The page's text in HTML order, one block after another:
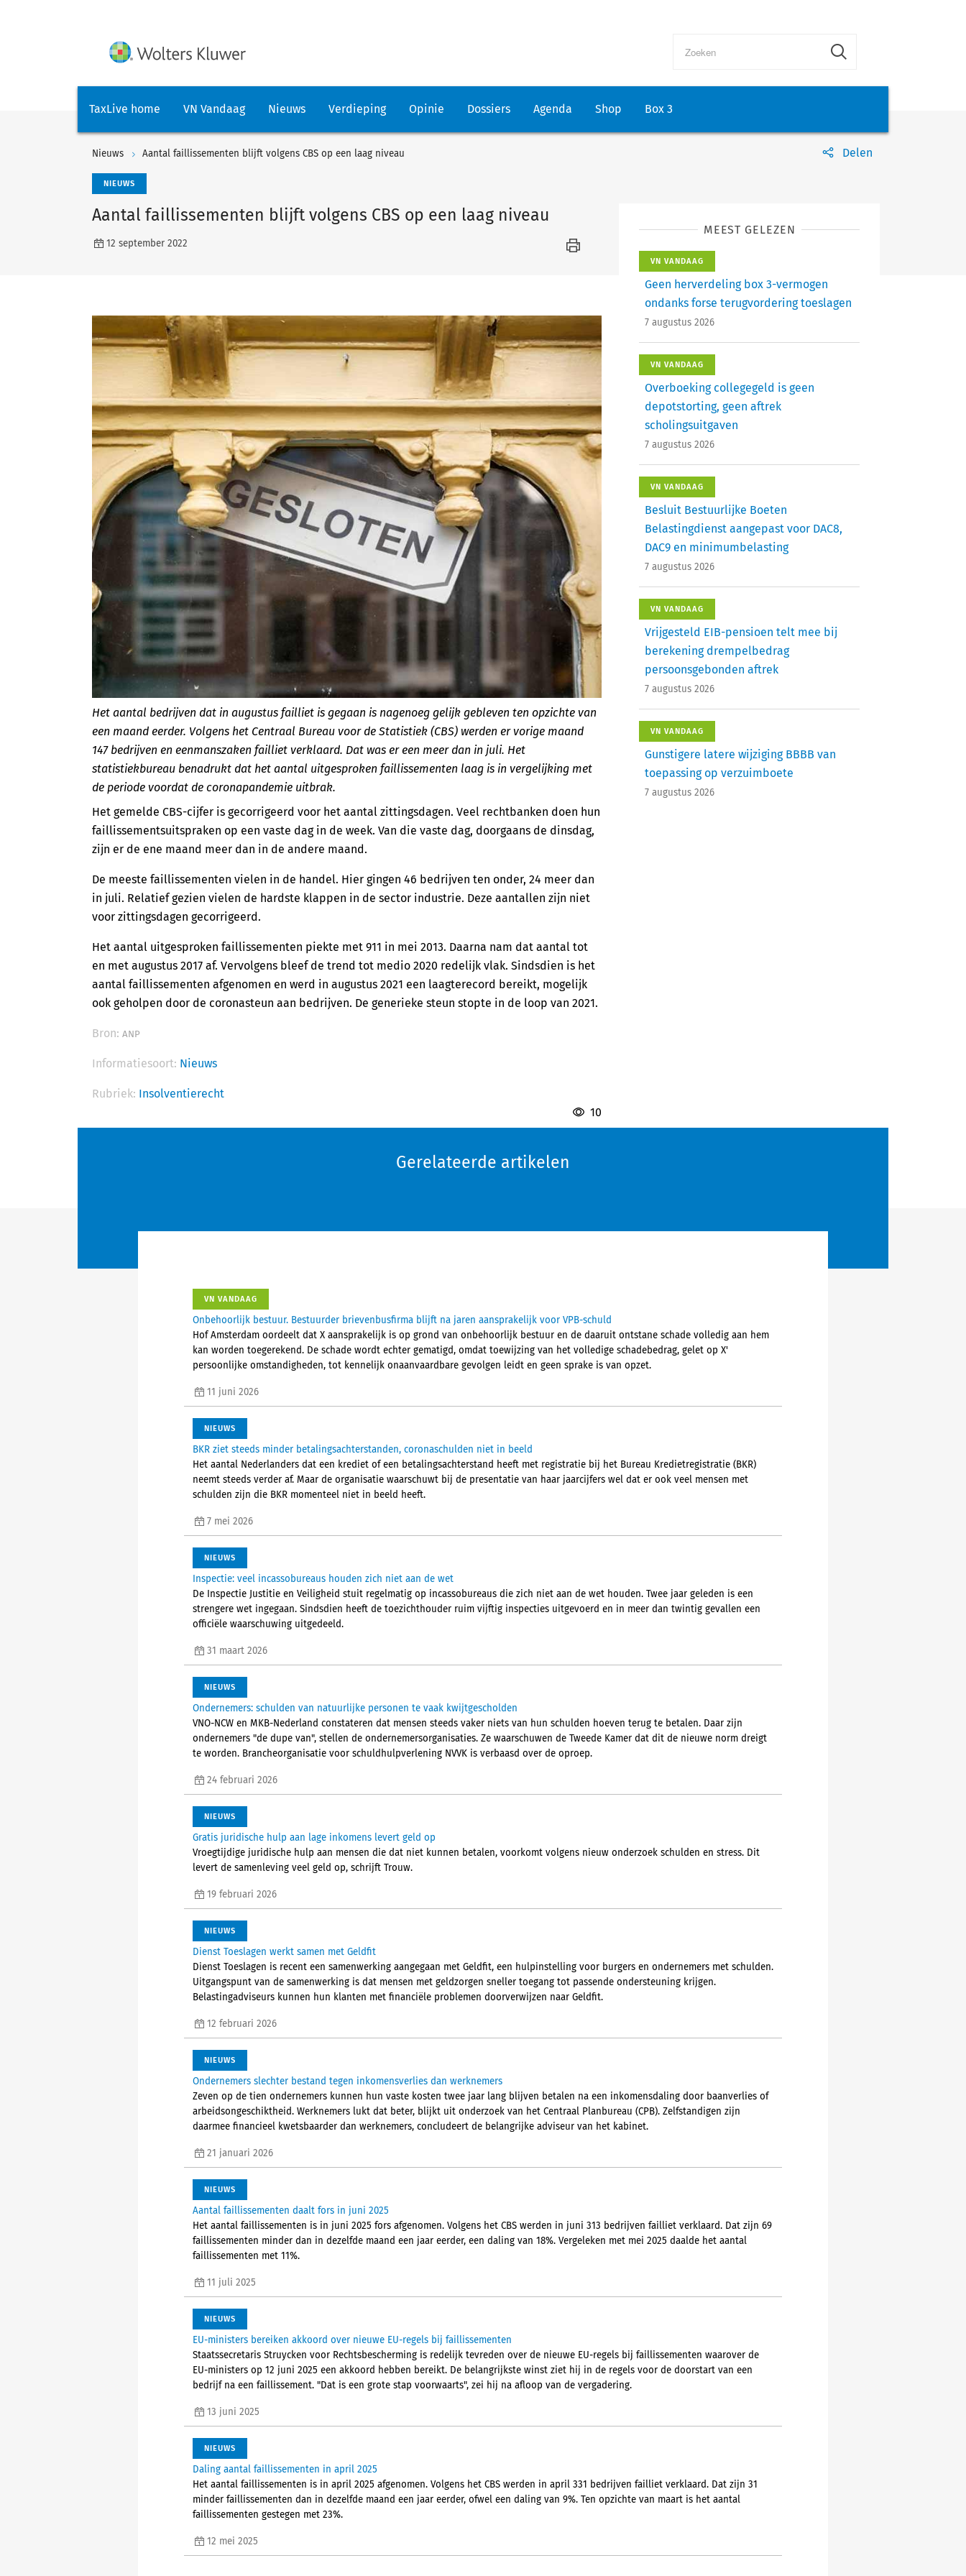
TaxLive home VN Vandaag Nieuws Verdieping Opinie Dossiers Agenda Shop Box 3
Nieuws Aantal faillissementen blijft volgens CBS op een laag niveau Delen
NIEUWS
Aantal faillissementen blijft volgens CBS op een laag niveau
12 september 2022
Het aantal bedrijven dat in augustus failliet is gegaan is nagenoeg gelijk gebleven ten opzichte van
een maand eerder. Volgens het Centraal Bureau voor de Statistiek (CBS) werden er vorige maand
147 bedrijven en eenmanszaken failliet verklaard. Dat was er een meer dan in juli. Het
statistiekbureau benadrukt dat het aantal uitgesproken faillissementen laag is in vergelijking met
de periode voordat de coronapandemie uitbrak.
Het gemelde CBS-cijfer is gecorrigeerd voor het aantal zittingsdagen. Veel rechtbanken doen hun
faillissementsuitspraken op een vaste dag in de week. Van die vaste dag, doorgaans de dinsdag,
zijn er de ene maand meer dan in de andere maand.
De meeste faillissementen vielen in de handel. Hier gingen 46 bedrijven ten onder, 24 meer dan
in juli. Relatief gezien vielen de hardste klappen in de sector industrie. Deze aantallen zijn niet
voor zittingsdagen gecorrigeerd.
Het aantal uitgesproken faillissementen piekte met 911 in mei 2013. Daarna nam dat aantal tot
en met augustus 2017 af. Vervolgens bleef de trend tot medio 2020 redelijk vlak. Sindsdien is het
aantal faillissementen afgenomen en werd in augustus 2021 een laagterecord bereikt, mogelijk
ook geholpen door de coronasteun aan bedrijven. De generieke steun stopte in de loop van 2021.
Bron: ANP
Informatiesoort: Nieuws
Rubriek: Insolventierecht
10
MEEST GELEZEN
VN VANDAAG
Geen herverdeling box 3-vermogen
ondanks forse terugvordering toeslagen
7 augustus 2026
VN VANDAAG
Overboeking collegegeld is geen
depotstorting, geen aftrek
scholingsuitgaven
7 augustus 2026
VN VANDAAG
Besluit Bestuurlijke Boeten
Belastingdienst aangepast voor DAC8,
DAC9 en minimumbelasting
7 augustus 2026
VN VANDAAG
Vrijgesteld EIB-pensioen telt mee bij
berekening drempelbedrag
persoonsgebonden aftrek
7 augustus 2026
VN VANDAAG
Gunstigere latere wijziging BBBB van
toepassing op verzuimboete
7 augustus 2026
Gerelateerde artikelen
VN VANDAAG
Onbehoorlijk bestuur. Bestuurder brievenbusfirma blijft na jaren aansprakelijk voor VPB-schuld
Hof Amsterdam oordeelt dat X aansprakelijk is op grond van onbehoorlijk bestuur en de daaruit ontstane schade volledig aan hem
kan worden toegerekend. De schade wordt echter gematigd, omdat toewijzing van het volledige schadebedrag, gelet op X'
persoonlijke omstandigheden, tot kennelijk onaanvaardbare gevolgen leidt en geen sprake is van opzet.
11 juni 2026
NIEUWS
BKR ziet steeds minder betalingsachterstanden, coronaschulden niet in beeld
Het aantal Nederlanders dat een krediet of een betalingsachterstand heeft met registratie bij het Bureau Kredietregistratie (BKR)
neemt steeds verder af. Maar de organisatie waarschuwt bij de presentatie van haar jaarcijfers wel dat er ook veel mensen met
schulden zijn die BKR momenteel niet in beeld heeft.
7 mei 2026
NIEUWS
Inspectie: veel incassobureaus houden zich niet aan de wet
De Inspectie Justitie en Veiligheid stuit regelmatig op incassobureaus die zich niet aan de wet houden. Twee jaar geleden is een
strengere wet ingegaan. Sindsdien heeft de toezichthouder ruim vijftig inspecties uitgevoerd en in meer dan twintig gevallen een
officiële waarschuwing uitgedeeld.
31 maart 2026
NIEUWS
Ondernemers: schulden van natuurlijke personen te vaak kwijtgescholden
VNO-NCW en MKB-Nederland constateren dat mensen steeds vaker niets van hun schulden hoeven terug te betalen. Daar zijn
ondernemers "de dupe van", stellen de ondernemersorganisaties. Ze waarschuwen de Tweede Kamer dat dit de nieuwe norm dreigt
te worden. Brancheorganisatie voor schuldhulpverlening NVVK is verbaasd over de oproep.
24 februari 2026
NIEUWS
Gratis juridische hulp aan lage inkomens levert geld op
Vroegtijdige juridische hulp aan mensen die dat niet kunnen betalen, voorkomt volgens nieuw onderzoek schulden en stress. Dit
levert de samenleving veel geld op, schrijft Trouw.
19 februari 2026
NIEUWS
Dienst Toeslagen werkt samen met Geldfit
Dienst Toeslagen is recent een samenwerking aangegaan met Geldfit, een hulpinstelling voor burgers en ondernemers met schulden.
Uitgangspunt van de samenwerking is dat mensen met geldzorgen sneller toegang tot passende ondersteuning krijgen.
Belastingadviseurs kunnen hun klanten met financiële problemen doorverwijzen naar Geldfit.
12 februari 2026
NIEUWS
Ondernemers slechter bestand tegen inkomensverlies dan werknemers
Zeven op de tien ondernemers kunnen hun vaste kosten twee jaar lang blijven betalen na een inkomensdaling door baanverlies of
arbeidsongeschiktheid. Werknemers lukt dat beter, blijkt uit onderzoek van het Centraal Planbureau (CPB). Zelfstandigen zijn
daarmee financieel kwetsbaarder dan werknemers, concludeert de belangrijke adviseur van het kabinet.
21 januari 2026
NIEUWS
Aantal faillissementen daalt fors in juni 2025
Het aantal faillissementen is in juni 2025 fors afgenomen. Volgens het CBS werden in juni 313 bedrijven failliet verklaard. Dat zijn 69
faillissementen minder dan in dezelfde maand een jaar eerder, een daling van 18%. Vergeleken met mei 2025 daalde het aantal
faillissementen met 11%.
11 juli 2025
NIEUWS
EU-ministers bereiken akkoord over nieuwe EU-regels bij faillissementen
Staatssecretaris Struycken voor Rechtsbescherming is redelijk tevreden over de nieuwe EU-regels bij faillissementen waarover de
EU-ministers op 12 juni 2025 een akkoord hebben bereikt. De belangrijkste winst ziet hij in de regels voor de doorstart van een
bedrijf na een faillissement. "Dat is een grote stap voorwaarts", zei hij na afloop van de vergadering.
13 juni 2025
NIEUWS
Daling aantal faillissementen in april 2025
Het aantal faillissementen is in april 2025 afgenomen. Volgens het CBS werden in april 331 bedrijven failliet verklaard. Dat zijn 31
minder faillissementen dan in dezelfde maand een jaar eerder, ofwel een daling van 9%. Ten opzichte van maart is het aantal
faillissementen gestegen met 23%.
12 mei 2025